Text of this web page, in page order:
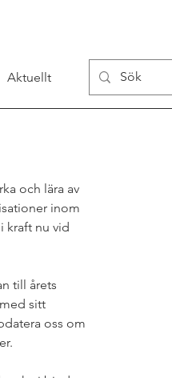
Aktuellt
och lära av
inom
kraft nu vid
till årets
sitt
oss om